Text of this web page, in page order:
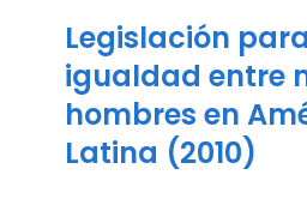
Legislación
igualdad entre
hombres en
Latina (2010)